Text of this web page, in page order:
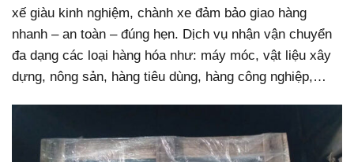
xế giàu kinh nghiệm, chành xe đảm bảo giao hàng
nhanh – an toàn – đúng hẹn. Dịch vụ nhận vận chuyển
đa dạng các loại hàng hóa như: máy móc, vật liệu xây
dựng, nông sản, hàng tiêu dùng, hàng công nghiệp,…